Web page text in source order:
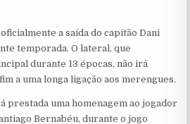
a saída do capitão Dani
temporada. O lateral, que
durante 13 épocas, não irá
a uma longa ligação aos merengues.
prestada uma homenagem ao jogador
Bernabéu, durante o jogo